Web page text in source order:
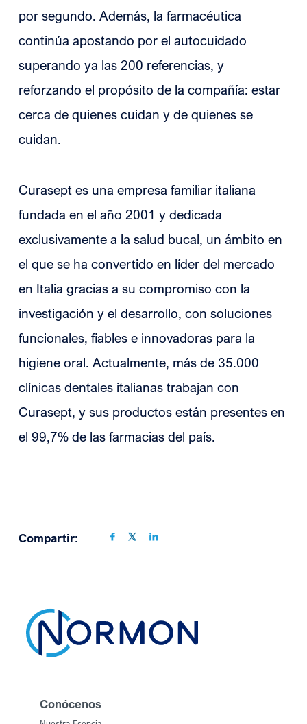
por segundo. Además, la farmacéutica
continúa apostando por el autocuidado
superando ya las 200 referencias, y
reforzando el propósito de la compañía: estar
cerca de quienes cuidan y de quienes se
cuidan.
Curasept es una empresa familiar italiana
fundada en el año 2001 y dedicada
exclusivamente a la salud bucal, un ámbito en
el que se ha convertido en líder del mercado
en Italia gracias a su compromiso con la
investigación y el desarrollo, con soluciones
funcionales, fiables e innovadoras para la
higiene oral. Actualmente, más de 35.000
clínicas dentales italianas trabajan con
Curasept, y sus productos están presentes en
el 99,7% de las farmacias del país.
Compartir:
Conócenos